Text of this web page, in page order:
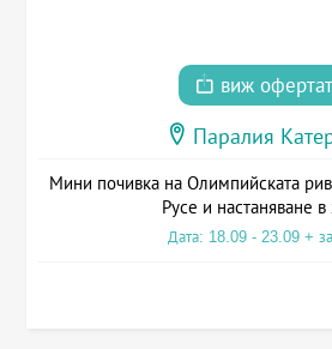
виж
Паралия
Мини почивка на Олимпийската
Русе и настаняване в
Дата: 18.09 - 23.09 +